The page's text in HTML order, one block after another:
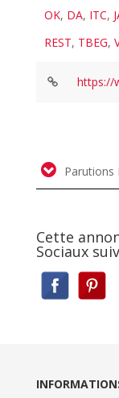
OK, DA, ITC,
REST, TBEG,
https://
Parutions
Cette
Sociaux